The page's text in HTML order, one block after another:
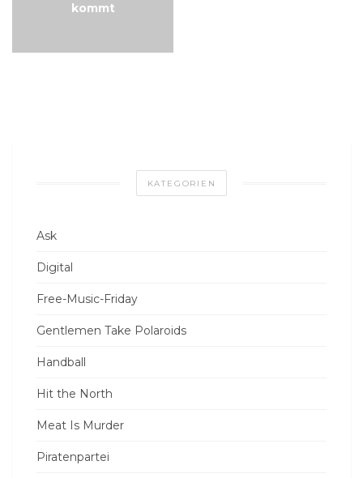
kommt
KATEGORIEN
Ask
Digital
Free-Music-Friday
Gentlemen Take Polaroids
Handball
Hit the North
Meat Is Murder
Piratenpartei